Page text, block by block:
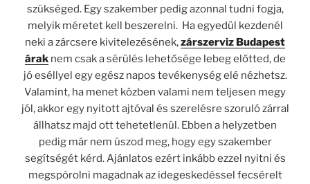
szükséged. Egy szakember pedig azonnal tudni fogja,
melyik méretet kell beszerelni. Ha egyedül kezdenél
neki a zárcsere kivitelezésének,zárszerviz Budapest
áraknem csak a sérülés lehetősége lebeg előtted, de
jó eséllyel egy egész napos tevékenység elé nézhetsz.
Valamint, ha menet közben valami nem teljesen megy
jól, akkor egy nyitott ajtóval és szerelésre szoruló zárral
állhatsz majd ott tehetetlenül. Ebben a helyzetben
pedig már nem úszod meg, hogy egy szakember
segítségét kérd. Ajánlatos ezért inkább ezzel nyitni és
megspórolni magadnak az idegeskedéssel fecsérelt